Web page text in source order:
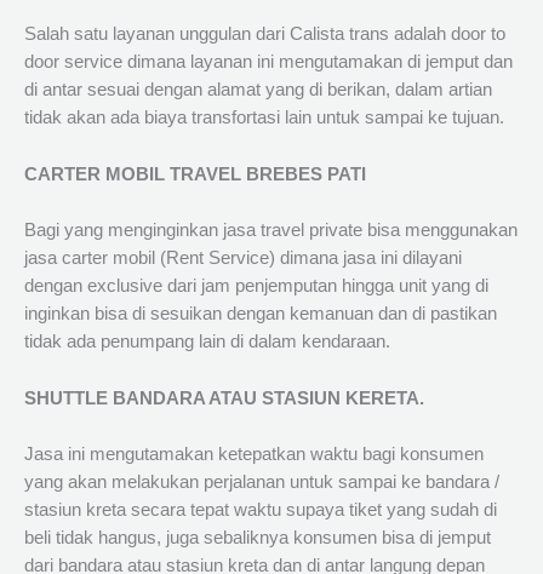
Salah satu layanan unggulan dari Calista trans adalah door to
door service dimana layanan ini mengutamakan di jemput dan
di antar sesuai dengan alamat yang di berikan, dalam artian
tidak akan ada biaya transfortasi lain untuk sampai ke tujuan.
CARTER MOBIL TRAVEL BREBES PATI
Bagi yang menginginkan jasa travel private bisa menggunakan
jasa carter mobil (Rent Service) dimana jasa ini dilayani
dengan exclusive dari jam penjemputan hingga unit yang di
inginkan bisa di sesuikan dengan kemanuan dan di pastikan
tidak ada penumpang lain di dalam kendaraan.
SHUTTLE BANDARA ATAU STASIUN KERETA.
Jasa ini mengutamakan ketepatkan waktu bagi konsumen
yang akan melakukan perjalanan untuk sampai ke bandara /
stasiun kreta secara tepat waktu supaya tiket yang sudah di
beli tidak hangus, juga sebaliknya konsumen bisa di jemput
dari bandara atau stasiun kreta dan di antar langung depan